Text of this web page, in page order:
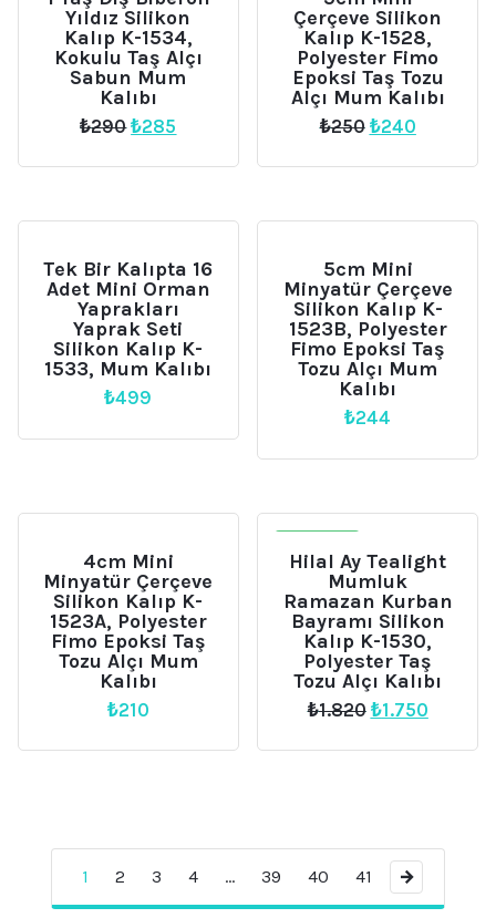
Yıldız Silikon
Kalıp K-1534,
Kokulu Taş Alçı
Sabun Mum
Kalıbı
₺290Orijinal
₺290.
₺285
fiyat:
Çerçeve Silikon
Kalıp K-1528,
Polyester Fimo
Epoksi Taş Tozu
Alçı Mum Kalıbı
₺250 Orijinal
₺250.
₺240Şu
fiyat:
Tek Bir Kalıpta 16
Adet Mini Orman
Yaprakları
Yaprak Seti
Silikon Kalıp K-
1533, Mum Kalıbı
₺499
5cm Mini
Minyatür Çerçeve
Silikon Kalıp K-
1523B, Polyester
Fimo Epoksi Taş
Tozu Alçı Mum
Kalıbı
₺244
4cm Mini
Minyatür Çerçeve
Silikon Kalıp K-
1523A, Polyester
Fimo Epoksi Taş
Tozu Alçı Mum
Kalıbı
₺210
Hilal Ay Tealight
Mumluk
Ramazan Kurban
Bayramı Silikon
Kalıp K-1530,
Polyester Taş
Tozu Alçı Kalıbı
₺1.820 Orijinal
₺1.820.
₺1.750Şu
fiyat:
1 2 3 4 … 39 40 41 →